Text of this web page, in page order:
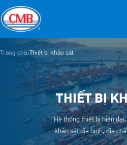
Trang chủ›Thiết bị khảo sát
THIẾT BỊ
Hệ thống thiết bị hiện
khảo sát địa hình, địa